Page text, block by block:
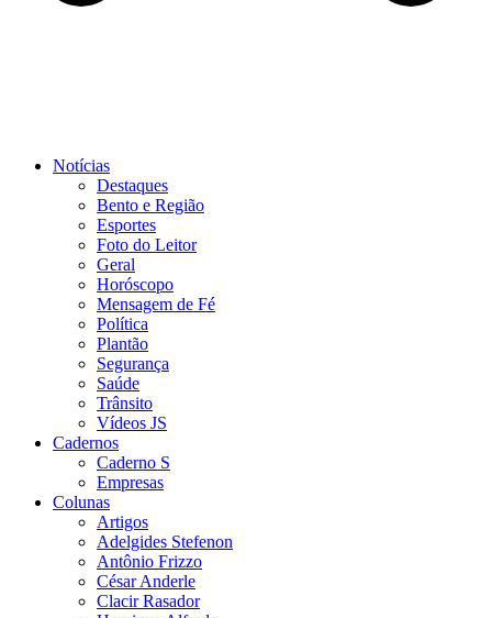
Notícias
Destaques
Bento e Região
Esportes
Foto do Leitor
Geral
Horóscopo
Mensagem de Fé
Política
Plantão
Segurança
Saúde
Trânsito
Vídeos JS
Cadernos
Caderno S
Empresas
Colunas
Artigos
Adelgides Stefenon
Antônio Frizzo
César Anderle
Clacir Rasador